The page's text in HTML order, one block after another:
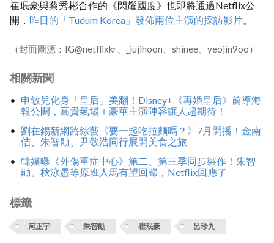
崔珉豪與蔡秀彬合作的《閃耀國度》也即將通過Netflix公
開， 昨日的「Tudum Korea」發佈兩位主演的採訪影片。
（封面圖源：IG@netflixkr、_jujihoon、shinee、yeojin9oo）
相關新聞
申敏兒化身「皇后」美翻！Disney+《再婚皇后》前導海
報公開，高貴氣場＋豪華主演陣容讓人超期待！
劉在錫新網路綜藝《要一起吃拉麵嗎？》7月開播！金南
佶、朱智勛、尹敬浩同行展開美食之旅
韓媒曝《外傷重症中心》第二、第三季同步製作！朱智
勛、秋泳愚等原班人馬有望回歸，Netflix回應了
標籤
河正宇 朱智勛 崔珉豪 呂珍九